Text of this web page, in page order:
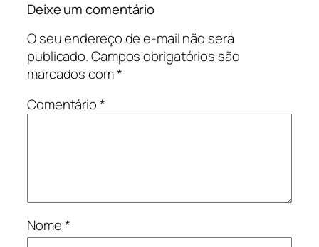
Deixe um comentário
O seu endereço de e-mail não será
publicado.Campos obrigatórios são
marcados com*
Comentário*
Nome*